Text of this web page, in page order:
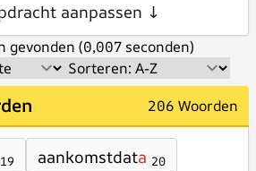
aanpassen ↓
gevonden (0,007 seconden)
206 Woorden
19 aankomstdata 20